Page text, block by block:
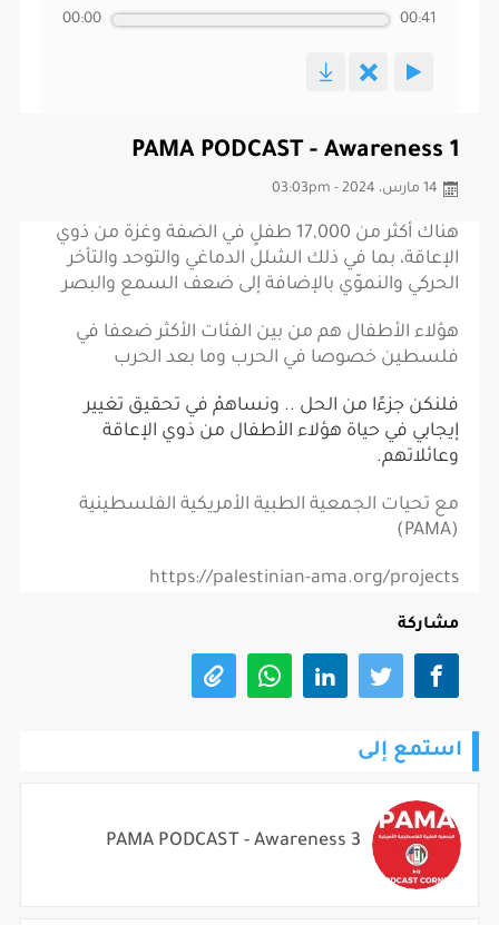
00:00 00:41
PAMA PODCAST - Awareness 1
14 مارس، 2024 - 03:03pm
هناك أكثر من 17,000 طفلٍ في الضفة وغزة من ذوي
الإعاقة، بما في ذلك الشلل الدماغي والتوحد والتأخر
الحركي والنموّي بالإضافة إلى ضعف السمع والبصر
هؤلاء الأطفال هم من بين الفئات الأكثر ضعفا في
فلسطين خصوصا في الحرب وما بعد الحرب
فلنكن جزءًا من الحل .. ونساهمْ في تحقيق تغيير
إيجابي في حياة هؤلاء الأطفال من ذوي الإعاقة
وعائلاتهم.
مع تحيات الجمعية الطبية الأمريكية الفلسطينية
(PAMA)
https://palestinian-ama.org/projects
مشاركة
استمع إلى
PAMA PODCAST - Awareness 3